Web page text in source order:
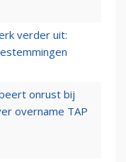
verder uit:
onrust bij
overname TAP